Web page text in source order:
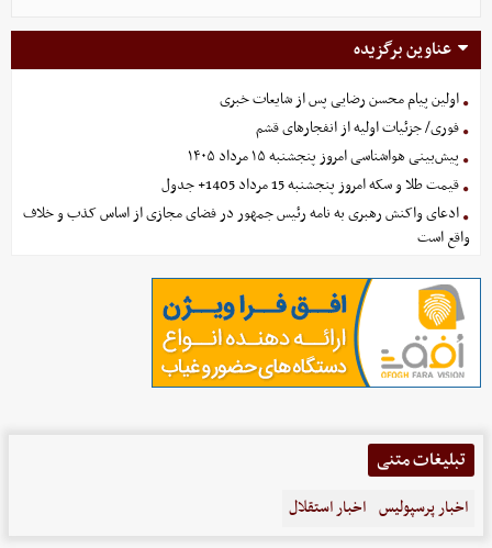
عناوین برگزیده
اولین پیام محسن رضایی پس از شایعات خبری
فوری/ جزئیات اولیه از انفجارهای قشم
پیش‌بینی هواشناسی امروز پنجشنبه ۱۵ مرداد ۱۴۰۵
قیمت طلا و سکه امروز پنجشنبه 15 مرداد 1405+ جدول
ادعای واکنش رهبری به نامه رئیس جمهور در فضای مجازی از اساس کذب و خلاف
واقع است
تبلیغات متنی
اخبار پرسپولیس اخبار استقلال